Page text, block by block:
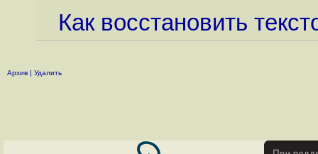
Как восстановить
Архив | Удалить